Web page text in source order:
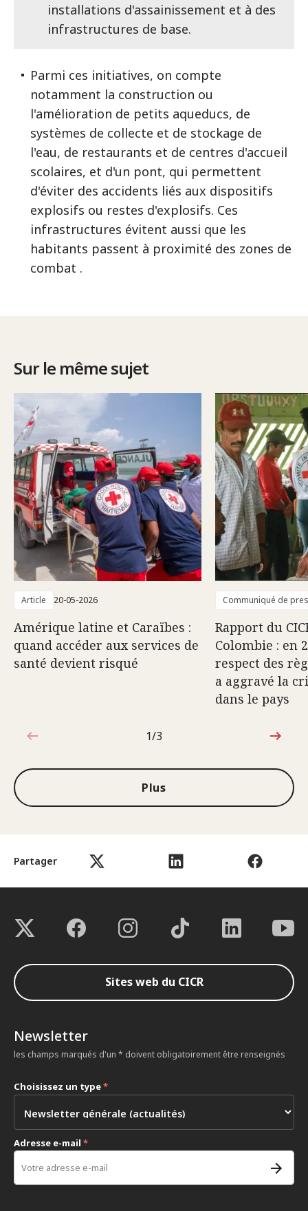
Partager
installations d'assainissement et à des
infrastructures de base.
Parmi ces initiatives, on compte
notamment la construction ou
l'amélioration de petits aqueducs, de
systèmes de collecte et de stockage de
l'eau, de restaurants et de centres d'accueil
scolaires, et d'un pont, qui permettent
d'éviter des accidents liés aux dispositifs
explosifs ou restes d'explosifs. Ces
infrastructures évitent aussi que les
habitants passent à proximité des zones de
combat .
Sur le même sujet
Article 20-05-2026
Amérique latine et Caraïbes :
quand accéder aux services de
santé devient risqué
Communiqué de
Rapport du
Colombie : en
respect des
a aggravé la
dans le pays
1sur3
1/3
Plus
Sites web du CICR
Newsletter
les champs marqués d'un * doivent obligatoirement être renseignés
Choisissez un type*
Adresse e-mail *